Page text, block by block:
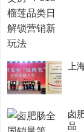
上
卤
品